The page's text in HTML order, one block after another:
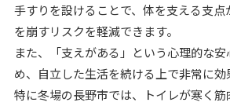
手すりを設けることで、体を支える支点
を崩すリスクを軽減できます。
また、「支えがある」という心理的な
め、自立した生活を続ける上で非常に効
特に冬場の長野市では、トイレが寒く